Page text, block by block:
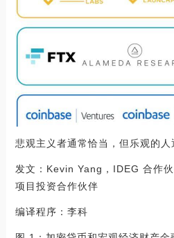
悲观主义者通常恰当，但乐观的人
发文：Kevin Yang，IDEG 合作
项目投资合作伙伴
编译程序：李科